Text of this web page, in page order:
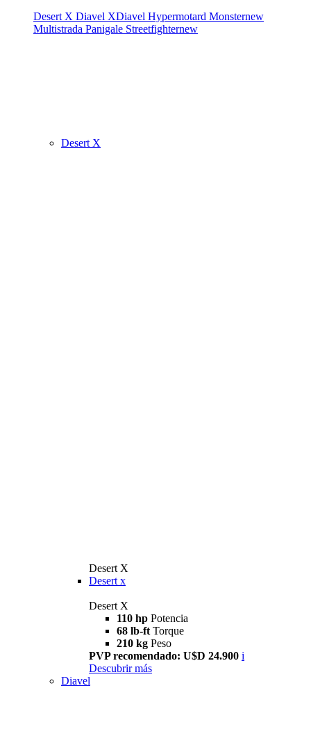
Desert X Diavel XDiavel Hypermotard Monsternew
Multistrada Panigale Streetfighternew
Desert X
Desert X
Desert x
Desert X
110 hp Potencia
68 lb-ft Torque
210 kg Peso
PVP recomendado: U$D 24.900 i
Descubrir más
Diavel